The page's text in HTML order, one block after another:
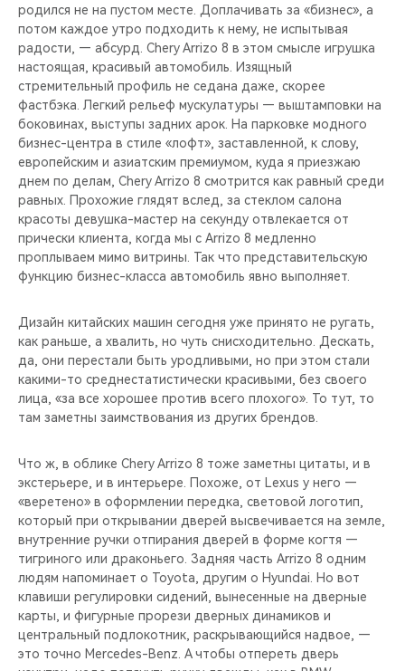
родился не на пустом месте. Доплачивать за «бизнес», а
потом каждое утро подходить к нему, не испытывая
радости, — абсурд. Chery Arrizo 8 в этом смысле игрушка
настоящая, красивый автомобиль. Изящный
стремительный профиль не седана даже, скорее
фастбэка. Легкий рельеф мускулатуры — выштамповки на
боковинах, выступы задних арок. На парковке модного
бизнес-центра в стиле «лофт», заставленной, к слову,
европейским и азиатским премиумом, куда я приезжаю
днем по делам, Chery Arrizo 8 смотрится как равный среди
равных. Прохожие глядят вслед, за стеклом салона
красоты девушка-мастер на секунду отвлекается от
прически клиента, когда мы с Arrizo 8 медленно
проплываем мимо витрины. Так что представительскую
функцию бизнес-класса автомобиль явно выполняет.
Дизайн китайских машин сегодня уже принято не ругать,
как раньше, а хвалить, но чуть снисходительно. Дескать,
да, они перестали быть уродливыми, но при этом стали
какими-то среднестатистически красивыми, без своего
лица, «за все хорошее против всего плохого». То тут, то
там заметны заимствования из других брендов.
Что ж, в облике Chery Arrizo 8 тоже заметны цитаты, и в
экстерьере, и в интерьере. Похоже, от Lexus у него —
«веретено» в оформлении передка, световой логотип,
который при открывании дверей высвечивается на земле,
внутренние ручки отпирания дверей в форме когтя —
тигриного или драконьего. Задняя часть Arrizo 8 одним
людям напоминает о Toyota, другим о Hyundai. Но вот
клавиши регулировки сидений, вынесенные на дверные
карты, и фигурные прорези дверных динамиков и
центральный подлокотник, раскрывающийся надвое, —
это точно Mercedes-Benz. А чтобы отпереть дверь